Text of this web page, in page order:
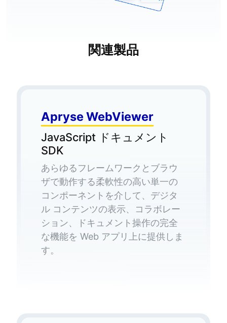
関連製品
Apryse WebViewer
JavaScript ドキュメント
SDK
あらゆるフレームワークとブラウ
ザで動作する柔軟性の高い単一の
コンポーネントを介して、デジタ
ル コンテンツの表示、コラボレー
ション、ドキュメント操作の完全
な機能を Web アプリ上に提供しま
す。